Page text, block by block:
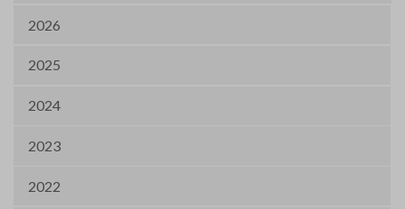
2026
2025
2024
2023
2022